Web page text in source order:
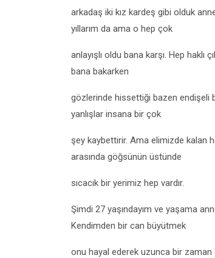
arkadaş iki kız kardeş gibi olduk
yıllarım da ama o hep çok
anlayışlı oldu bana karşı. Hep haklı
bana bakarken
gözlerinde hissettiği bazen endişeli
yanlışlar insana bir çok
şey kaybettirir. Ama elimizde kalan
arasında göğsünün üstünde
sıcacık bir yerimiz hep vardır.
Şimdi 27 yaşındayım ve yaşama
Kendimden bir can büyütmek
onu hayal ederek uzunca bir zaman